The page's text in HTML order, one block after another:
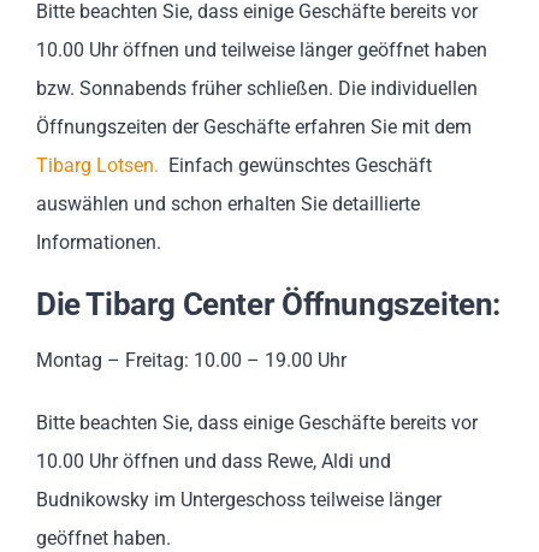
Bitte beachten Sie, dass einige Geschäfte bereits vor
10.00 Uhr öffnen und teilweise länger geöffnet haben
bzw. Sonnabends früher schließen. Die individuellen
Öffnungszeiten der Geschäfte erfahren Sie mit dem
Tibarg Lotsen. Einfach gewünschtes Geschäft
auswählen und schon erhalten Sie detaillierte
Informationen.
Die Tibarg Center Öffnungszeiten:
Montag – Freitag: 10.00 – 19.00 Uhr
Bitte beachten Sie, dass einige Geschäfte bereits vor
10.00 Uhr öffnen und dass Rewe, Aldi und
Budnikowsky im Untergeschoss teilweise länger
geöffnet haben.